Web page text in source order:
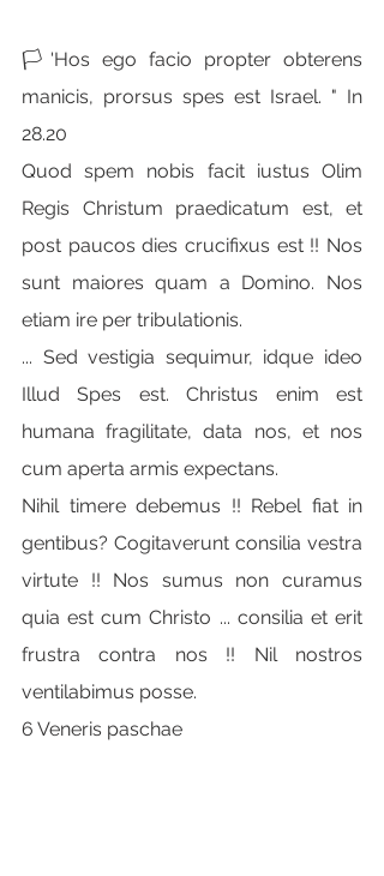
🏳'Hos ego facio propter obterens
manicis, prorsus spes est Israel. " In
28.20
Quod spem nobis facit iustus Olim
Regis Christum praedicatum est, et
post paucos dies crucifixus est !! Nos
sunt maiores quam a Domino. Nos
etiam ire per tribulationis.
... Sed vestigia sequimur, idque ideo
Illud Spes est. Christus enim est
humana fragilitate, data nos, et nos
cum aperta armis expectans.
Nihil timere debemus !! Rebel fiat in
gentibus? Cogitaverunt consilia vestra
virtute !! Nos sumus non curamus
quia est cum Christo ... consilia et erit
frustra contra nos !! Nil nostros
ventilabimus posse.
6 Veneris paschae